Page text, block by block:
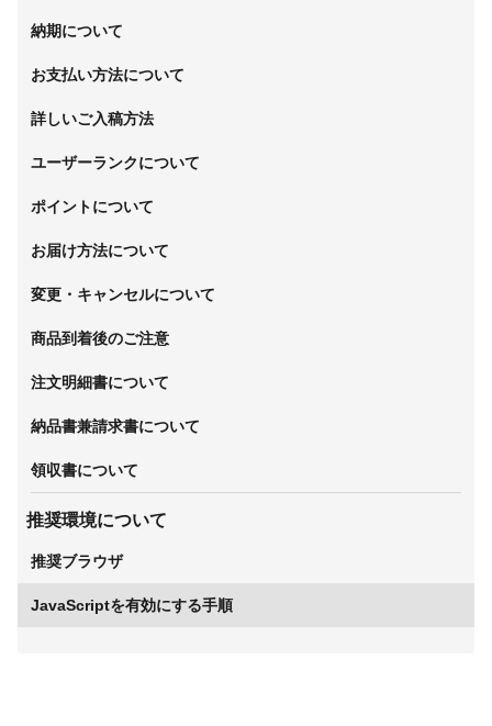
納期について
お支払い方法について
詳しいご入稿方法
ユーザーランクについて
ポイントについて
お届け方法について
変更・キャンセルについて
商品到着後のご注意
注文明細書について
納品書兼請求書について
領収書について
推奨環境について
推奨ブラウザ
JavaScriptを有効にする手順